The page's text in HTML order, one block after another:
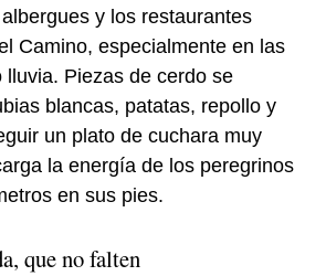
y los restaurantes
Camino, especialmente en las
lluvia. Piezas de cerdo se
blancas, patatas, repollo y
un plato de cuchara muy
la energía de los peregrinos
en sus pies.
que no falten